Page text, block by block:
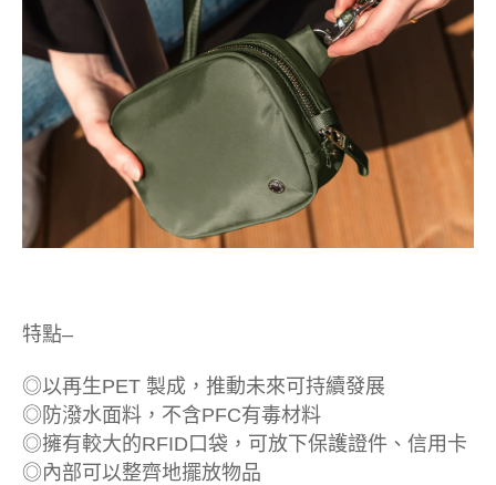
特點–
◎以再生PET 製成，推動未來可持續發展
◎防潑水面料，不含PFC有毒材料
◎擁有較大的RFID口袋，可放下保護證件、信用卡
◎內部可以整齊地擺放物品